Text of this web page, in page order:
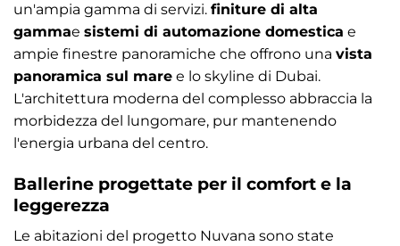
un'ampia gamma di servizi. finiture di alta
gammae sistemi di automazione domestica e
ampie finestre panoramiche che offrono una vista
panoramica sul mare e lo skyline di Dubai.
L'architettura moderna del complesso abbraccia la
morbidezza del lungomare, pur mantenendo
l'energia urbana del centro.
Ballerine progettate per il comfort e la
leggerezza
Le abitazioni del progetto Nuvana sono state